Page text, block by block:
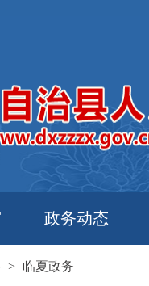
政务动态
> 临夏政务